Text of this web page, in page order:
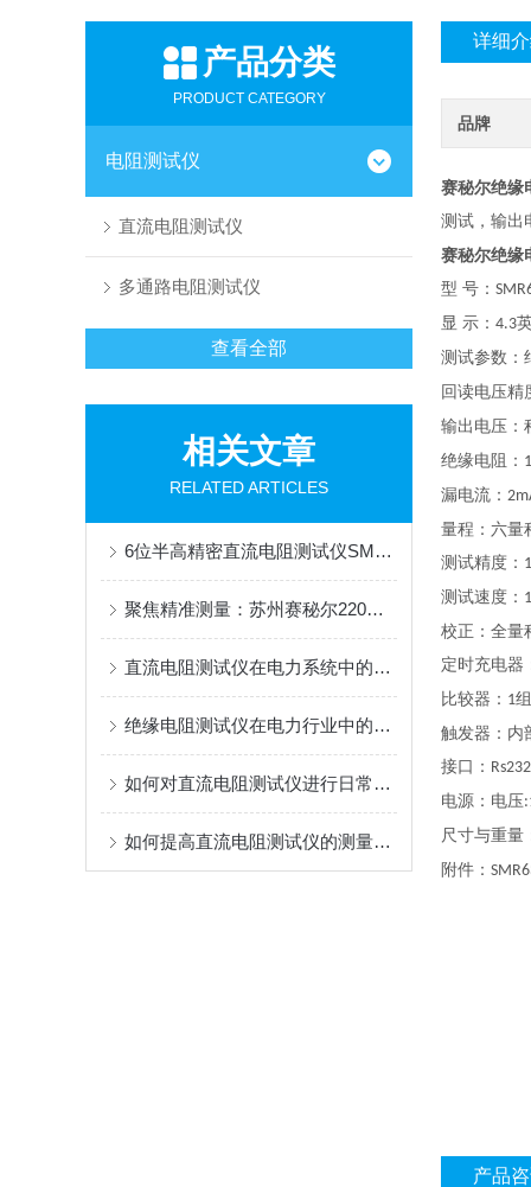
产品分类
PRODUCT CATEGORY
电阻测试仪
直流电阻测试仪
多通路电阻测试仪
查看全部
相关文章
RELATED ARTICLES
6位半高精密直流电阻测试仪SMR240：精密测量的高效之选
聚焦精准测量：苏州赛秘尔220直流电阻测试仪专业解读
直流电阻测试仪在电力系统中的重要性
绝缘电阻测试仪在电力行业中的关键作用
如何对直流电阻测试仪进行日常维护？
如何提高直流电阻测试仪的测量准确性与稳定性
详细
品牌
赛秘尔绝缘
测试，输出
赛秘尔绝缘
型 号 ：
显 示： 4.3
测试参数：
回读电压精
输出电压：
绝缘电阻： 1
漏电流：
量程：六量
测试精度：
测试速度： 1
校正：全量
定时充电器
比较器： 1
触发器：内
接口：
电源：电压
尺寸与重量
附件：
产品